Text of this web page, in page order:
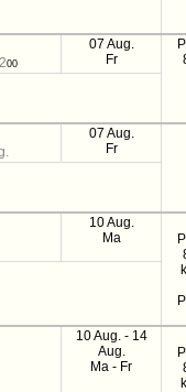
00
07 Aug.
Fr
07 Aug.
Fr
10 Aug.
Ma
10 Aug. - 14
Aug.
Ma - Fr